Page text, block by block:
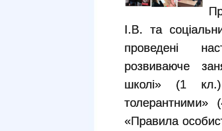
І.В. та
проведені
розвиваюче
школі» (1
толерантними»
«Правила